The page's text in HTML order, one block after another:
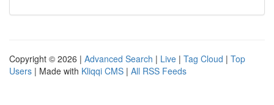
Copyright © 2026 | Advanced Search | Live | Tag Cloud | Top
Users | Made with Kliqqi CMS | All RSS Feeds